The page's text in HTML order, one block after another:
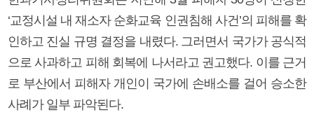
‘교정시설 내 재소자 순화교육 인권침해 사건’의 피해를 확
인하고 진실 규명 결정을 내렸다. 그러면서 국가가 공식적
으로 사과하고 피해 회복에 나서라고 권고했다. 이를 근거
로 부산에서 피해자 개인이 국가에 손배소를 걸어 승소한
사례가 일부 파악된다.